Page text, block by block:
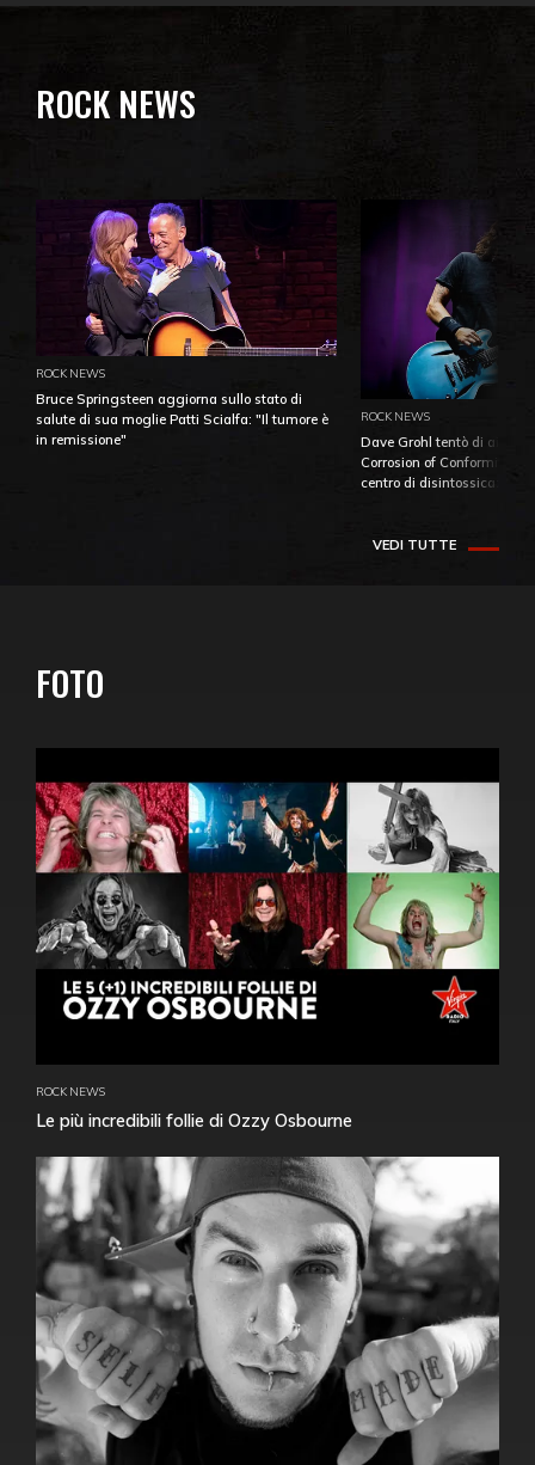
ROCK NEWS
ROCK NEWS
Bruce Springsteen aggiorna sullo stato di
salute di sua moglie Patti Scialfa: "Il tumore è
in remissione"
ROCK NEWS
Dave Grohl tentò di
Corrosion of Conformity
centro di
VEDI TUTTE
FOTO
ROCK NEWS
Le più incredibili follie di Ozzy Osbourne